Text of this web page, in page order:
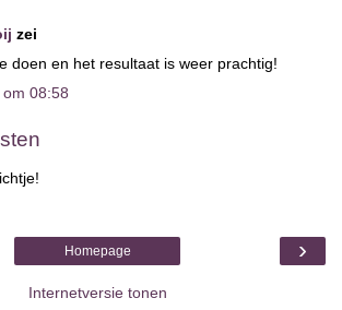
zei
doen en het resultaat is weer prachtig!
08:58
›
Homepage
Internetversie tonen